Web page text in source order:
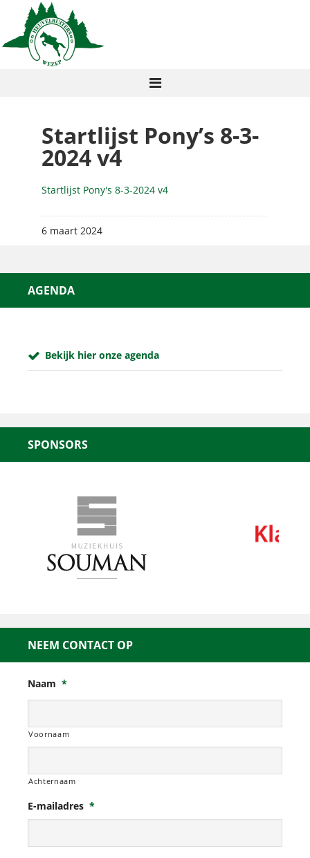
Startlijst Pony’s 8-3-
2024 v4
Startlijst Pony's 8-3-2024 v4
6 maart 2024
AGENDA
Bekijk hier onze agenda
SPONSORS
NEEM CONTACT OP
Naam *
Voornaam
Achternaam
E-mailadres *